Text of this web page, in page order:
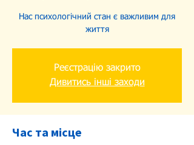
Нас психологічний стан є важливим для
життя
Реєстрацію закрито
Дивитись інші заходи
Час та місце